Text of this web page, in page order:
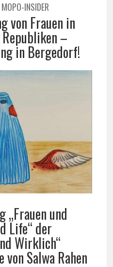
MOPO-INSIDER
von Frauen in
–
in Bergedorf!
„Frauen und
Life“ der
Wirklich“
von Salwa Rahen